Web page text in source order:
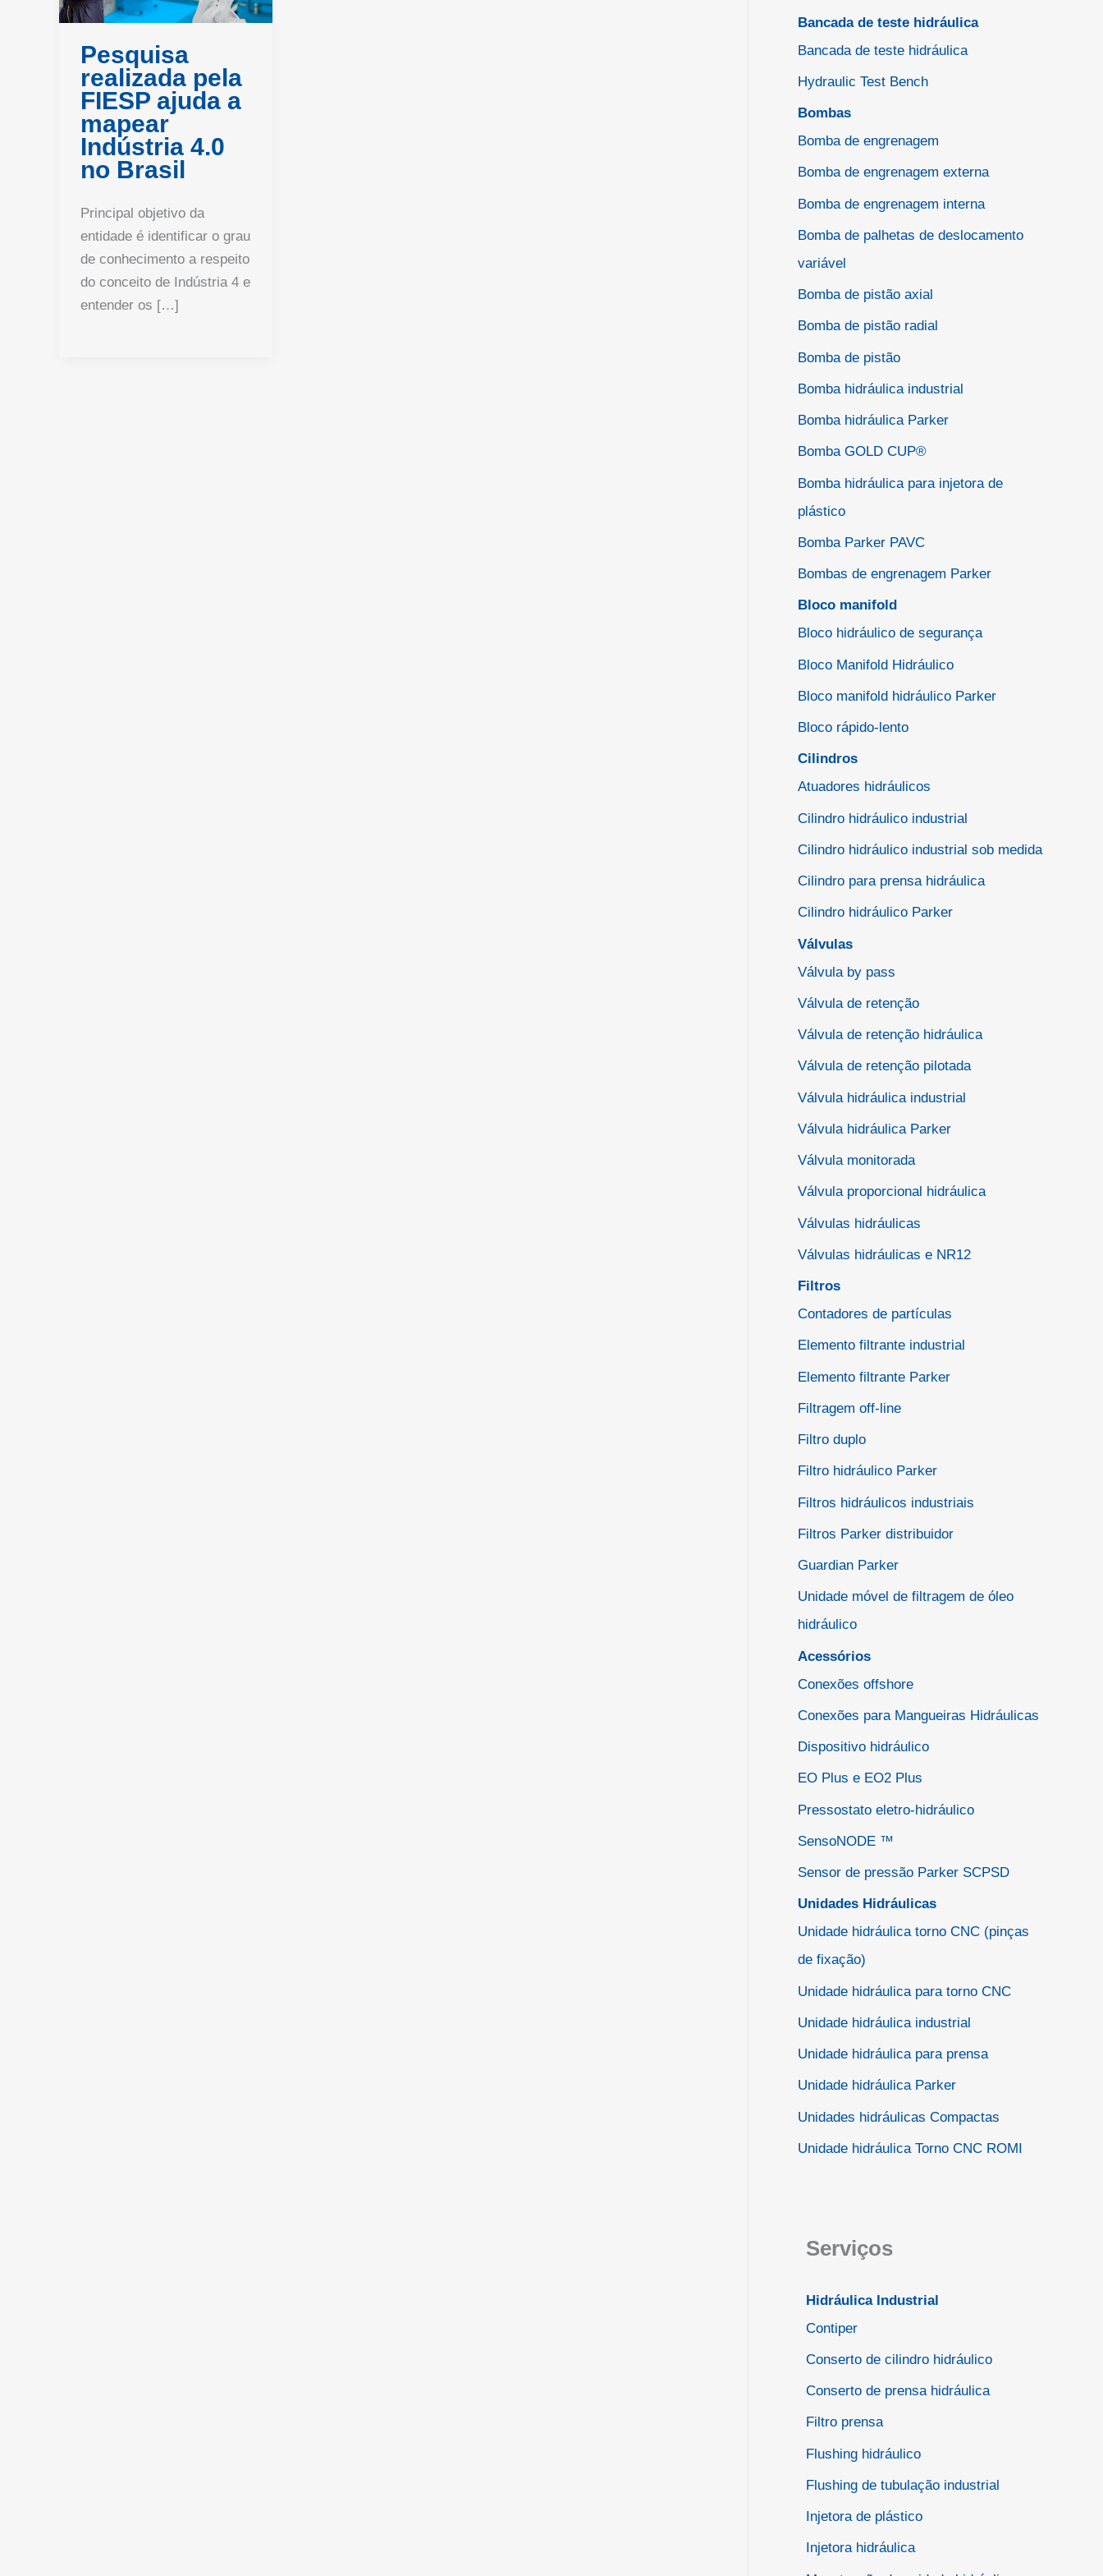
Pesquisa
realizada pela
FIESP ajuda a
mapear
Indústria 4.0
no Brasil
Principal objetivo da
entidade é identificar o grau
de conhecimento a respeito
do conceito de Indústria 4 e
entender os […]
Bancada de teste hidráulica
Bancada de teste hidráulica
Hydraulic Test Bench
Bombas
Bomba de engrenagem
Bomba de engrenagem externa
Bomba de engrenagem interna
Bomba de palhetas de deslocamento
variável
Bomba de pistão axial
Bomba de pistão radial
Bomba de pistão
Bomba hidráulica industrial
Bomba hidráulica Parker
Bomba GOLD CUP®
Bomba hidráulica para injetora de
plástico
Bomba Parker PAVC
Bombas de engrenagem Parker
Bloco manifold
Bloco hidráulico de segurança
Bloco Manifold Hidráulico
Bloco manifold hidráulico Parker
Bloco rápido-lento
Cilindros
Atuadores hidráulicos
Cilindro hidráulico industrial
Cilindro hidráulico industrial sob medida
Cilindro para prensa hidráulica
Cilindro hidráulico Parker
Válvulas
Válvula by pass
Válvula de retenção
Válvula de retenção hidráulica
Válvula de retenção pilotada
Válvula hidráulica industrial
Válvula hidráulica Parker
Válvula monitorada
Válvula proporcional hidráulica
Válvulas hidráulicas
Válvulas hidráulicas e NR12
Filtros
Contadores de partículas
Elemento filtrante industrial
Elemento filtrante Parker
Filtragem off-line
Filtro duplo
Filtro hidráulico Parker
Filtros hidráulicos industriais
Filtros Parker distribuidor
Guardian Parker
Unidade móvel de filtragem de óleo
hidráulico
Acessórios
Conexões offshore
Conexões para Mangueiras Hidráulicas
Dispositivo hidráulico
EO Plus e EO2 Plus
Pressostato eletro-hidráulico
SensoNODE ™
Sensor de pressão Parker SCPSD
Unidades Hidráulicas
Unidade hidráulica torno CNC (pinças
de fixação)
Unidade hidráulica para torno CNC
Unidade hidráulica industrial
Unidade hidráulica para prensa
Unidade hidráulica Parker
Unidades hidráulicas Compactas
Unidade hidráulica Torno CNC ROMI
Serviços
Hidráulica Industrial
Contiper
Conserto de cilindro hidráulico
Conserto de prensa hidráulica
Filtro prensa
Flushing hidráulico
Flushing de tubulação industrial
Injetora de plástico
Injetora hidráulica